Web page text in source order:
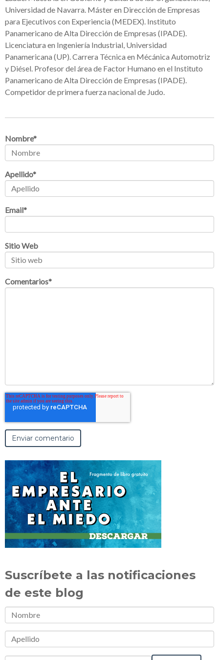
Universidad de Navarra. Máster en Dirección de Empresas
para Ejecutivos con Experiencia (MEDEX). Instituto
Panamericano de Alta Dirección de Empresas (IPADE).
Licenciatura en Ingeniería Industrial, Universidad
Panamericana (UP). Carrera Técnica en Mécánica Automotriz
y Diésel. Profesor del área de Factor Humano en el Instituto
Panamericano de Alta Dirección de Empresas (IPADE).
Competidor de primera fuerza nacional de Judo.
Nombre*
Apellido*
Email*
Sitio Web
Comentarios*
Suscríbete a las notificaciones
de este blog